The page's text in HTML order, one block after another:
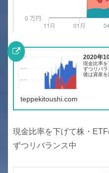
2020年
現金比率を
ずつリバ
後は資産を
teppekitoushi.com
現金比率を下げて株・
ずつリバランス中